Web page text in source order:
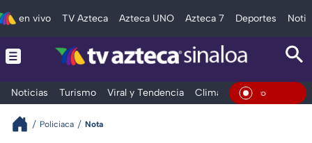
en vivo TV Azteca Azteca UNO Azteca 7 Deportes
Noticias Turismo Viral y Tendencia Clima Deportes En
Policiaca Nota